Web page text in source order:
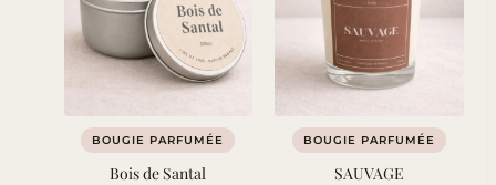
BOUGIE PARFUMÉE
Bois de Santal
BOUGIE PARFUMÉE
SAUVAGE